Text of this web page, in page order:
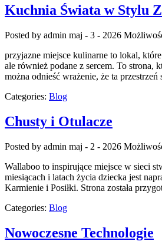
Kuchnia Świata w Stylu
Posted by admin maj - 3 - 2026
przyjazne miejsce kulinarne to lokal,
ale również podane z sercem. To strona,
można odnieść wrażenie, że ta
Categories: Blog
Chusty i Otulacze
Posted by admin maj - 2 - 2026
Wallaboo to inspirujące miejsce w sieci
miesiącach i latach życia dziecka jest
Karmienie i Posiłki. Strona została
Categories: Blog
Nowoczesne Technologie